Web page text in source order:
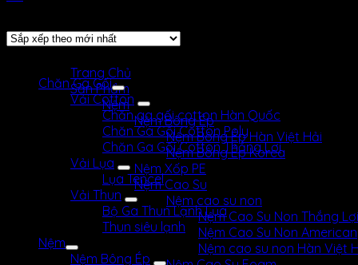
Trang Chủ
Sản Phẩm
Nệm
Nệm Bông Ép
Nệm Bông Ép Hàn Việt Hải
Nệm Bông Ép Korea
Nệm Xốp PE
Nệm Cao Su
Nệm cao su non
Nệm Cao Su Non Thắng Lợi
Nệm Cao Su Non American
Nệm cao su non Hàn Việt
Chăn Ga Gối
Vải Cotton
Chăn ga gối cotton Hàn Quốc
Chăn Ga Gối Cotton Poly
Chăn Ga Gối Cotton Thắng Lợi
Vải Lụa
Lụa Tencel
Vải Thun
Bộ Ga Thun Lạnh Lụa
Thun siêu lạnh
Nệm
Nệm Bông Ép